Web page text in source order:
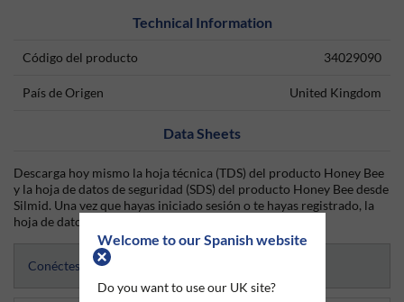
Welcome to our Spanish website
Do you want to use our UK site?
Technical Information
Código del producto 34029090
País de Origen United Kingdom
Data Sheets
Descarga hoy mismo la hoja técnica (TDS) del producto Honey Bee
y la hoja de datos de seguridad (SDS) del producto Honey Bee desde
Silmid. Una vez que hayas iniciado sesión o te hayas registrado, la
hoja de datos será visible para su descarga.
Conéctese para acceder a las hojas de datos